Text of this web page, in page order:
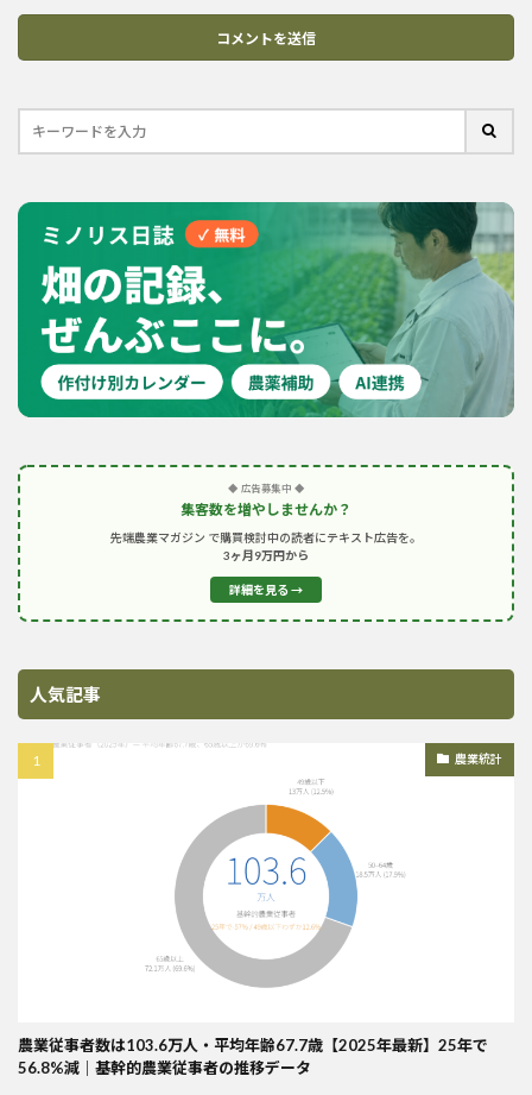
◆ 広告募集中 ◆
集客数を増やしませんか？
先端農業マガジン で購買検討中の読者にテキスト広告を。
3ヶ月9万円から
詳細を見る →
人気記事
農業統計
農業従事者数は103.6万人・平均年齢67.7歳【2025年最新】25年で
56.8%減｜基幹的農業従事者の推移データ